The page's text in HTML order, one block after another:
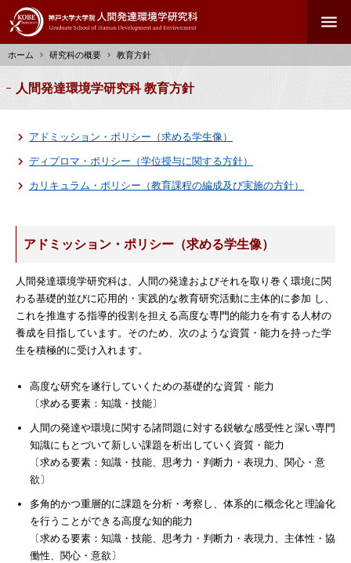
ン
コ
ン
menu
パ
ン
ず
ホーム 研究科の概要 教育方針
人間発達環境学研究科 教育方針
アドミッション・ポリシー（求める学生像）
ディプロマ・ポリシー（学位授与に関する方針）
カリキュラム・ポリシー（教育課程の編成及び実施の方針）
アドミッション・ポリシー（求める学生像）
人間発達環境学研究科は、人間の発達およびそれを取り巻く環境に関
わる基礎的並びに応用的・実践的な教育研究活動に主体的に参加 し、
これを推進する指導的役割を担える高度な専門的能力を有する人材の
養成を目指しています。そのため、次のような資質・能力を持った学
生を積極的に受け入れます。
高度な研究を遂行していくための基礎的な資質・能力
〔求める要素：知識・技能〕
人間の発達や環境に関する諸問題に対する鋭敏な感受性と深い専門
知識にもとづいて新しい課題を析出していく資質・能力
〔求める要素：知識・技能、思考力・判断力・表現力、関心・意
欲〕
多角的かつ重層的に課題を分析・考察し、体系的に概念化と理論化
を行うことができる高度な知的能力
〔求める要素：知識・技能、思考力・判断力・表現力、主体性・協
働性、関心・意欲〕